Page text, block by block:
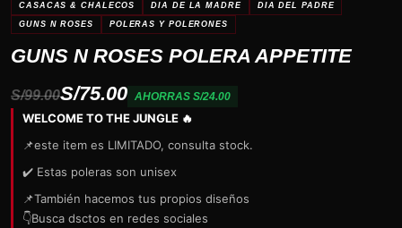
CASACAS & CHALECOS DIA DE LA MADRE DIA DEL PADRE
GUNS N ROSES POLERAS Y POLERONES
GUNS N ROSES POLERA APPETITE
S/99.00S/75.00 AHORRAS S/24.00
WELCOME TO THE JUNGLE 🔥
📌este item es LIMITADO, consulta stock.
✔️ Estas poleras son unisex
📌También hacemos tus propios diseños
👇Busca dsctos en redes sociales